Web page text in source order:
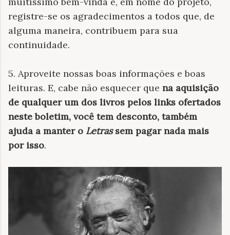
registre-se os agradecimentos a todos que, de
alguma maneira, contribuem para sua
continuidade.
5. Aproveite nossas boas informações e boas
leituras. E, cabe não esquecer que na aquisição
de qualquer um dos livros pelos links ofertados
neste boletim, você tem desconto, também
ajuda a manter o Letrassem pagar nada mais
por isso.